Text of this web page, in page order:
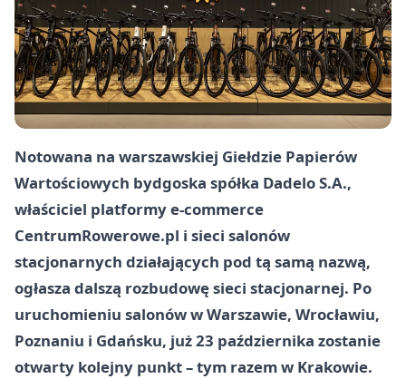
Notowana na warszawskiej Giełdzie Papierów
Wartościowych bydgoska spółka Dadelo S.A.,
właściciel platformy e-commerce
CentrumRowerowe.pl i sieci salonów
stacjonarnych działających pod tą samą nazwą,
ogłasza dalszą rozbudowę sieci stacjonarnej. Po
uruchomieniu salonów w Warszawie, Wrocławiu,
Poznaniu i Gdańsku, już 23 października zostanie
otwarty kolejny punkt – tym razem w Krakowie.